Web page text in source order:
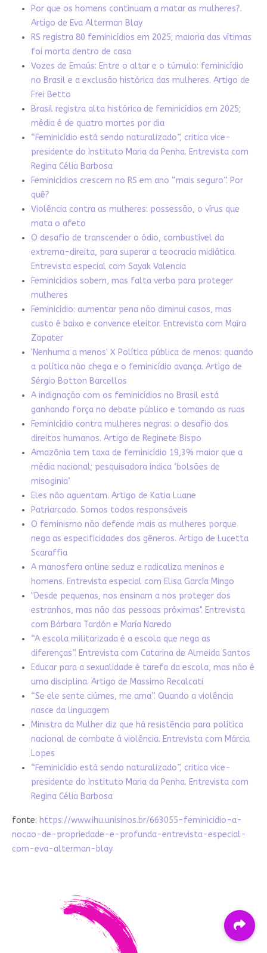
Por que os homens continuam a matar as mulheres?.
Artigo de Eva Alterman Blay
RS registra 80 feminicídios em 2025; maioria das vítimas
foi morta dentro de casa
Vozes de Emaús: Entre o altar e o túmulo: feminicídio
no Brasil e a exclusão histórica das mulheres. Artigo de
Frei Betto
Brasil registra alta histórica de feminicídios em 2025;
média é de quatro mortes por dia
“Feminicídio está sendo naturalizado”, critica vice-
presidente do Instituto Maria da Penha. Entrevista com
Regina Célia Barbosa
Feminicídios crescem no RS em ano “mais seguro”. Por
quê?
Violência contra as mulheres: possessão, o vírus que
mata o afeto
O desafio de transcender o ódio, combustível da
extrema-direita, para superar a teocracia midiática.
Entrevista especial com Sayak Valencia
Feminicídios sobem, mas falta verba para proteger
mulheres
Feminicídio: aumentar pena não diminui casos, mas
custo é baixo e convence eleitor. Entrevista com Maíra
Zapater
'Nenhuma a menos' X Política pública de menos: quando
a política não chega e o feminicídio avança. Artigo de
Sérgio Botton Barcellos
A indignação com os feminicídios no Brasil está
ganhando força no debate público e tomando as ruas
Feminicídio contra mulheres negras: o desafio dos
direitos humanos. Artigo de Reginete Bispo
Amazônia tem taxa de feminicídio 19,3% maior que a
média nacional; pesquisadora indica ‘bolsões de
misoginia’
Eles não aguentam. Artigo de Katia Luane
Patriarcado. Somos todos responsáveis
O feminismo não defende mais as mulheres porque
nega as especificidades dos gêneros. Artigo de Lucetta
Scaraffia
A manosfera online seduz e radicaliza meninos e
homens. Entrevista especial com Elisa García Mingo
"Desde pequenas, nos ensinam a nos proteger dos
estranhos, mas não das pessoas próximas". Entrevista
com Bárbara Tardón e María Naredo
“A escola militarizada é a escola que nega as
diferenças”. Entrevista com Catarina de Almeida Santos
Educar para a sexualidade é tarefa da escola, mas não é
uma disciplina. Artigo de Massimo Recalcati
“Se ele sente ciúmes, me ama”. Quando a violência
nasce da linguagem
Ministra da Mulher diz que há resistência para política
nacional de combate à violência. Entrevista com Márcia
Lopes
“Feminicídio está sendo naturalizado”, critica vice-
presidente do Instituto Maria da Penha. Entrevista com
Regina Célia Barbosa
fonte: https://www.ihu.unisinos.br/663055-feminicidio-a-
nocao-de-propriedade-e-profunda-entrevista-especial-
com-eva-alterman-blay